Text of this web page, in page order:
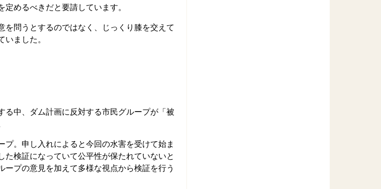
めるべきだと要請しています。
問うとするのではなく、じっくり膝を交えて
ました。
中、ダム計画に反対する市民グループが「被
。申し入れによると今回の水害を受けて始ま
検証になっていて公平性が保たれていないと
プの意見を加えて多様な視点から検証を行う